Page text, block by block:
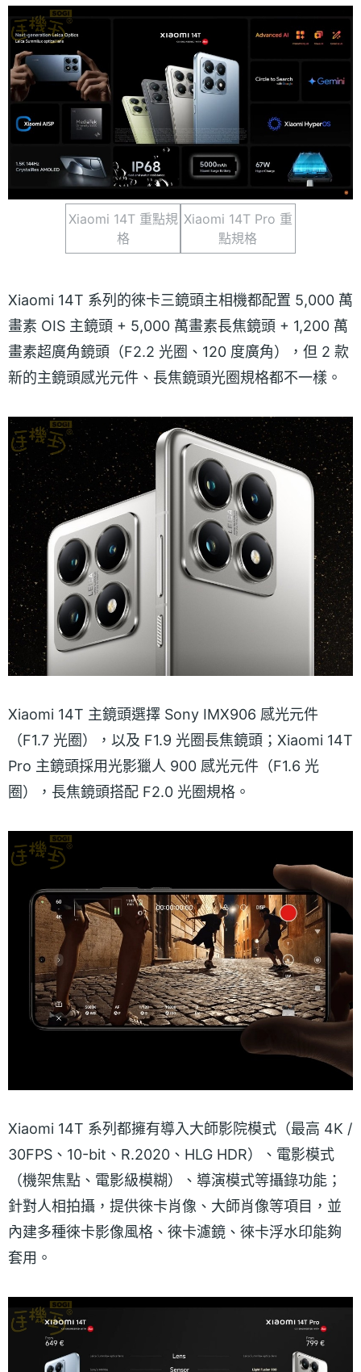
Xiaomi 14T 重點規
格
Xiaomi 14T Pro 重
點規格
Xiaomi 14T 系列的徠卡三鏡頭主相機都配置 5,000 萬
畫素 OIS 主鏡頭 + 5,000 萬畫素長焦鏡頭 + 1,200 萬
畫素超廣角鏡頭（F2.2 光圈、120 度廣角），但 2 款
新的主鏡頭感光元件、長焦鏡頭光圈規格都不一樣。
Xiaomi 14T 主鏡頭選擇 Sony IMX906 感光元件
（F1.7 光圈），以及 F1.9 光圈長焦鏡頭；Xiaomi 14T
Pro 主鏡頭採用光影獵人 900 感光元件（F1.6 光
圈），長焦鏡頭搭配 F2.0 光圈規格。
Xiaomi 14T 系列都擁有導入大師影院模式（最高 4K /
30FPS、10-bit、R.2020、HLG HDR）、電影模式
（機架焦點、電影級模糊）、導演模式等攝錄功能；
針對人相拍攝，提供徠卡肖像、大師肖像等項目，並
內建多種徠卡影像風格、徠卡濾鏡、徠卡浮水印能夠
套用。